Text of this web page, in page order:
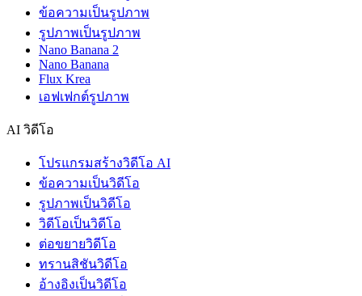
ข้อความเป็นรูปภาพ
รูปภาพเป็นรูปภาพ
Nano Banana 2
Nano Banana
Flux Krea
เอฟเฟกต์รูปภาพ
AI วิดีโอ
โปรแกรมสร้างวิดีโอ AI
ข้อความเป็นวิดีโอ
รูปภาพเป็นวิดีโอ
วิดีโอเป็นวิดีโอ
ต่อขยายวิดีโอ
ทรานสิชันวิดีโอ
อ้างอิงเป็นวิดีโอ